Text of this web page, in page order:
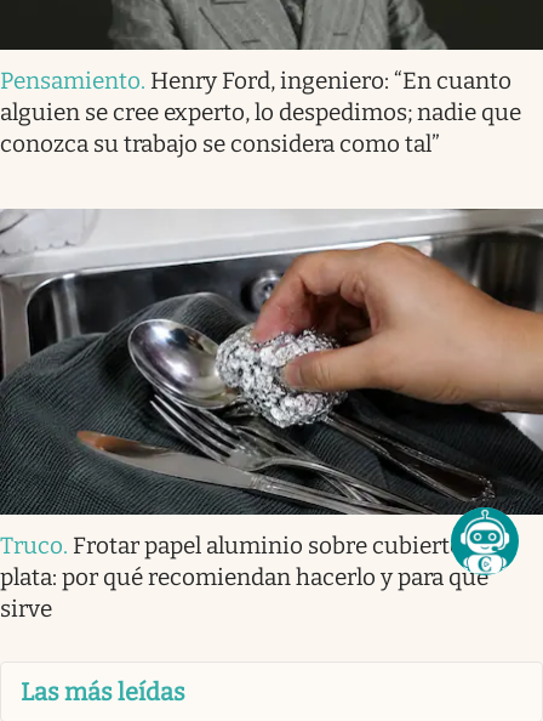
Pensamiento. Henry Ford, ingeniero: “En cuanto
alguien se cree experto, lo despedimos; nadie que
conozca su trabajo se considera como tal”
Truco. Frotar papel aluminio sobre cubiertos de
plata: por qué recomiendan hacerlo y para qué
sirve
Las más leídas